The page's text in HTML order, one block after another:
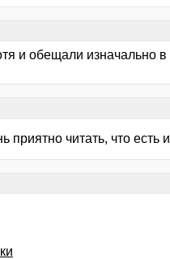
и обещали изначально
читать, что есть